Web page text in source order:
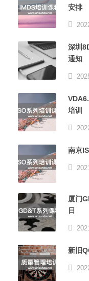
安排
深圳
通知
培训
南京
厦门
日
新旧